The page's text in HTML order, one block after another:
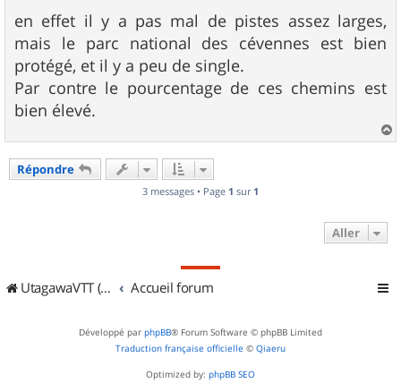
s
s
a
g
e
en effet il y a pas mal de pistes assez larges,
mais le parc national des cévennes est bien
protégé, et il y a peu de single.
Par contre le pourcentage de ces chemins est
bien élevé.
a
Répondre
3 messages • Page 1 sur 1
Aller
UtagawaVTT (Randos VTT et VTTAE avec traces GPS) Accueil forum
Développé par phpBB® Forum Software © phpBB Limited
Traduction française officielle © Qiaeru
Optimized by: phpBB SEO